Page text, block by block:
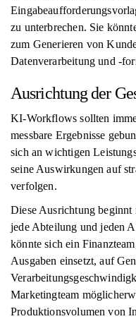
zu unterbrechen. Sie
zum Generieren von
Datenverarbeitung und -
Ausrichtung der
KI-Workflows sollten
messbare Ergebnisse
sich an wichtigen
seine Auswirkungen auf
verfolgen.
Diese Ausrichtung
jede Abteilung und jeden
könnte sich ein
Ausgaben einsetzt, auf
Marketingteam
Produktionsvolumen von